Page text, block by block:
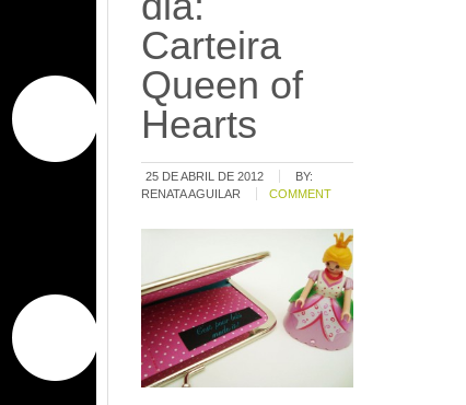
Carteira
Queen of
Hearts
25 DE ABRIL DE 2012
BY:
RENATA AGUILAR
COMMENT